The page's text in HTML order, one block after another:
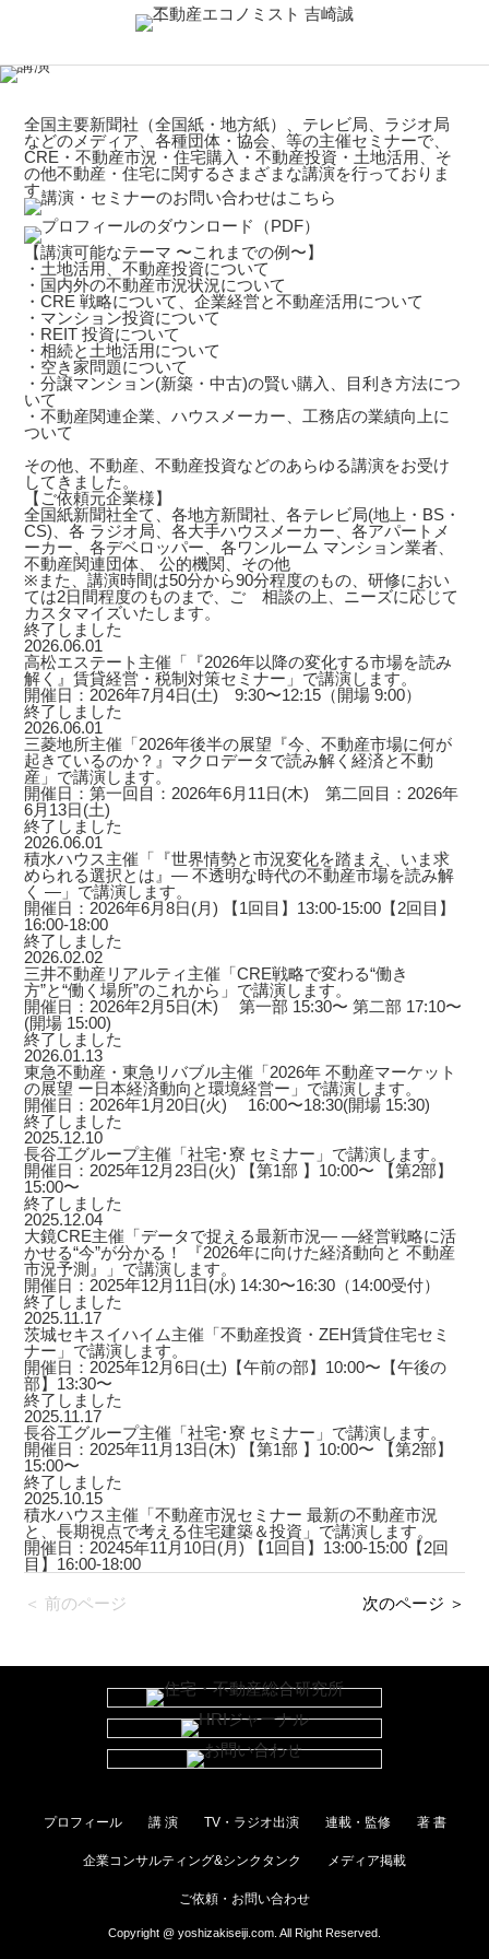
全国主要新聞社（全国紙・地方紙）、テレビ局、ラジオ局
などのメディア、各種団体・協会、等の主催セミナーで、
CRE・不動産市況・住宅購入・不動産投資・土地活用、そ
の他不動産・住宅に関するさまざまな講演を行っておりま
す。
【講演可能なテーマ 〜これまでの例〜】
・土地活用、不動産投資について
・国内外の不動産市況状況について
・CRE 戦略について、企業経営と不動産活用について
・マンション投資について
・REIT 投資について
・相続と土地活用について
・空き家問題について
・分譲マンション(新築・中古)の賢い購入、目利き方法につ
いて
・不動産関連企業、ハウスメーカー、工務店の業績向上に
ついて
その他、不動産、不動産投資などのあらゆる講演をお受け
してきました。
【ご依頼元企業様】
全国紙新聞社全て、各地方新聞社、各テレビ局(地上・BS・
CS)、各 ラジオ局、各大手ハウスメーカー、各アパートメ
ーカー、各デベロッパー、各ワンルーム マンション業者、
不動産関連団体、 公的機関、その他
※また、講演時間は50分から90分程度のもの、研修におい
ては2日間程度のものまで、ご゙相談の上、ニーズに応じて
カスタマイズいたします。
終了しました
2026.06.01
高松エステート主催「『2026年以降の変化する市場を読み
解く』賃貸経営・税制対策セミナー」で講演します。
開催日：2026年7月4日(土) 9:30〜12:15（開場 9:00）
終了しました
2026.06.01
三菱地所主催「2026年後半の展望『今、不動産市場に何が
起きているのか？』マクロデータで読み解く経済と不動
産」で講演します。
開催日：第一回目：2026年6月11日(木) 第二回目：2026年
6月13日(土)
終了しました
2026.06.01
積水ハウス主催「『世界情勢と市況変化を踏まえ、いま求
められる選択とは』― 不透明な時代の不動産市場を読み解
く ―」で講演します。
開催日：2026年6月8日(月) 【1回目】13:00-15:00【2回目】
16:00-18:00
終了しました
2026.02.02
三井不動産リアルティ主催「CRE戦略で変わる“働き
方”と“働く場所”のこれから」で講演します。
開催日：2026年2月5日(木) 第一部 15:30〜 第二部 17:10〜
(開場 15:00)
終了しました
2026.01.13
東急不動産・東急リバブル主催「2026年 不動産マーケット
の展望 ー日本経済動向と環境経営ー」で講演します。
開催日：2026年1月20日(火) 16:00〜18:30(開場 15:30)
終了しました
2025.12.10
長谷工グループ主催「社宅･寮 セミナー」で講演します。
開催日：2025年12月23日(火) 【第1部 】10:00〜 【第2部】
15:00〜
終了しました
2025.12.04
大鏡CRE主催「データで捉える最新市況― ―経営戦略に活
かせる“今”が分かる！ 『2026年に向けた経済動向と 不動産
市況予測』」で講演します。
開催日：2025年12月11日(水) 14:30〜16:30（14:00受付）
終了しました
2025.11.17
茨城セキスイハイム主催「不動産投資・ZEH賃貸住宅セミ
ナー」で講演します。
開催日：2025年12月6日(土)【午前の部】10:00〜【午後の
部】13:30〜
終了しました
2025.11.17
長谷工グループ主催「社宅･寮 セミナー」で講演します。
開催日：2025年11月13日(木) 【第1部 】10:00〜 【第2部】
15:00〜
終了しました
2025.10.15
積水ハウス主催「不動産市況セミナー 最新の不動産市況
と、長期視点で考える住宅建築＆投資」で講演します。
開催日：20245年11月10日(月) 【1回目】13:00-15:00【2回
目】16:00-18:00
＜ 前のページ 次のページ ＞
プロフィール 講 演 TV・ラジオ出演 連載・監修 著 書
企業コンサルティング&シンクタンク メディア掲載
ご依頼・お問い合わせ
Copyright @ yoshizakiseiji.com. All Right Reserved.